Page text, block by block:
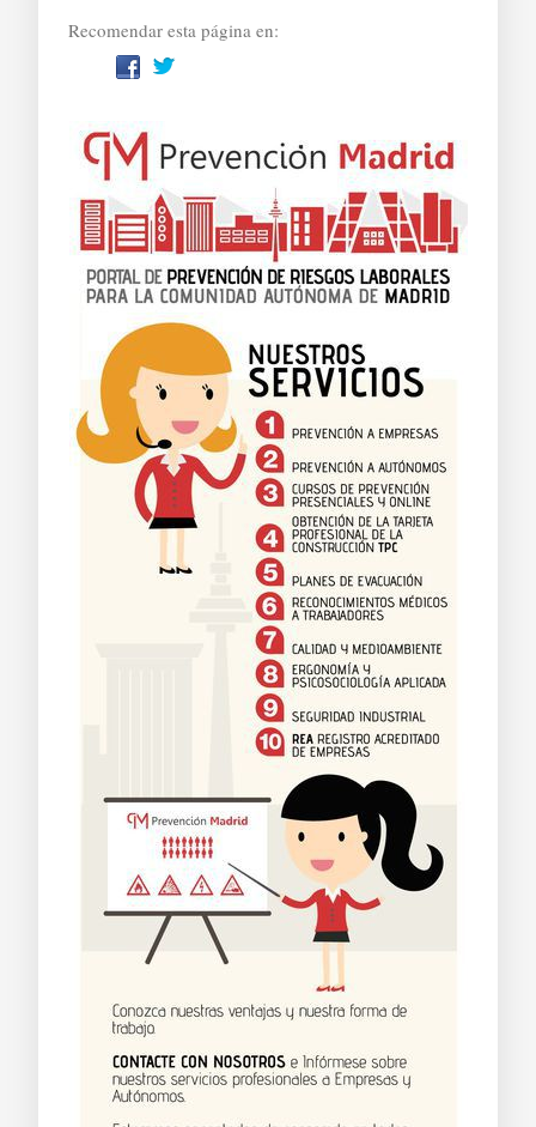
Recomendar esta página en: